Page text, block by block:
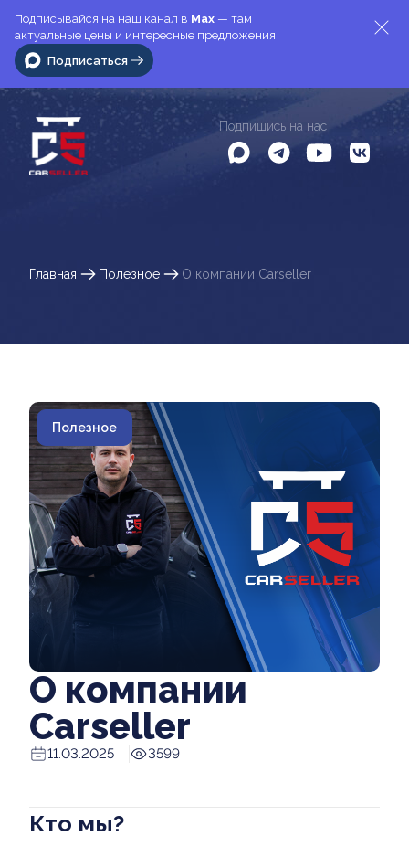
Подписывайся на наш канал в Max — там
актуальные цены и интересные предложения
Подписаться
Подпишись на нас
Главная Полезное О компании Carseller
Полезное
О компании
Carseller
11.03.2025 3599
Кто мы?